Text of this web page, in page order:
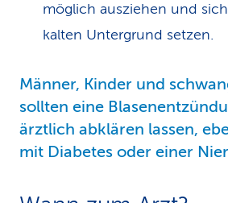
möglich ausziehen und
kalten Untergrund setzen.
Männer, Kinder und
sollten eine
ärztlich abklären lassen,
mit Diabetes oder einer